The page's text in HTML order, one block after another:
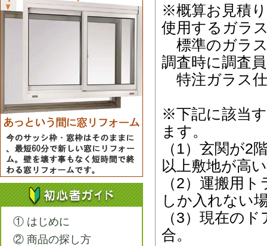
※概算お見積
使用するガラ
標準のガラ
調査時に調査
特注ガラス
※下記に該当
ます。
（1）玄関が2
以上敷地が高
（2）運搬用
しか入れない
（3）現在の
合。
① はじめに
② 商品の探し方